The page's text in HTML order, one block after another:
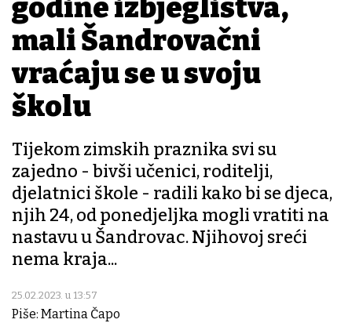
godine izbjeglištva,
mali Šandrovačni
vraćaju se u svoju
školu
Tijekom zimskih praznika svi su
zajedno - bivši učenici, roditelji,
djelatnici škole - radili kako bi se djeca,
njih 24, od ponedjeljka mogli vratiti na
nastavu u Šandrovac. Njihovoj sreći
nema kraja...
25.02.2023. u 13:57
Piše: Martina Čapo